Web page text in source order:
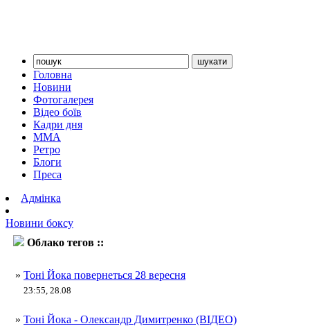
Головна
Новини
Фотогалерея
Відео боїв
Кадри дня
ММА
Ретро
Блоги
Преса
Адмінка
Новини боксу
Облако тегов ::
» Тоні Йока повернеться 28 вересня
23:55, 28.08
» Тоні Йока - Олександр Димитренко (ВІДЕО)